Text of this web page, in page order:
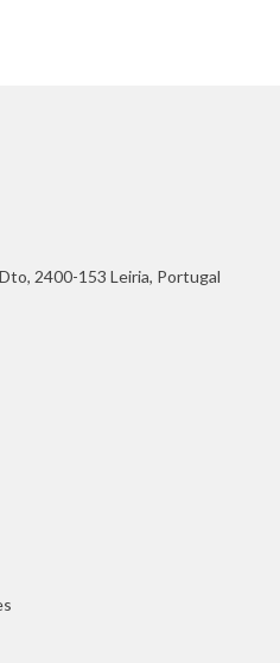
2400-153 Leiria, Portugal